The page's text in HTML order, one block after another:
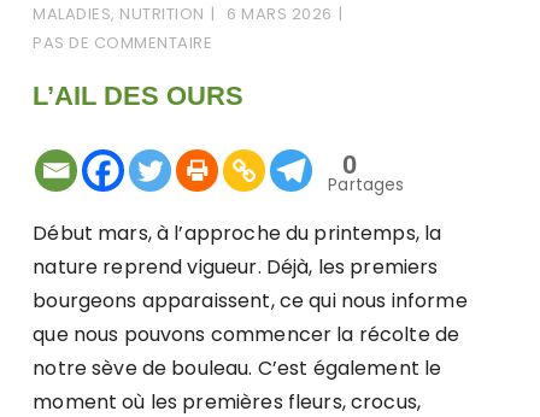
MALADIES, NUTRITION
6 MARS 2026
PAS DE COMMENTAIRE
L’AIL DES OURS
0
Partages
Début mars, à l’approche du printemps, la
nature reprend vigueur. Déjà, les premiers
bourgeons apparaissent, ce qui nous informe
que nous pouvons commencer la récolte de
notre sève de bouleau. C’est également le
moment où les premières fleurs, crocus,